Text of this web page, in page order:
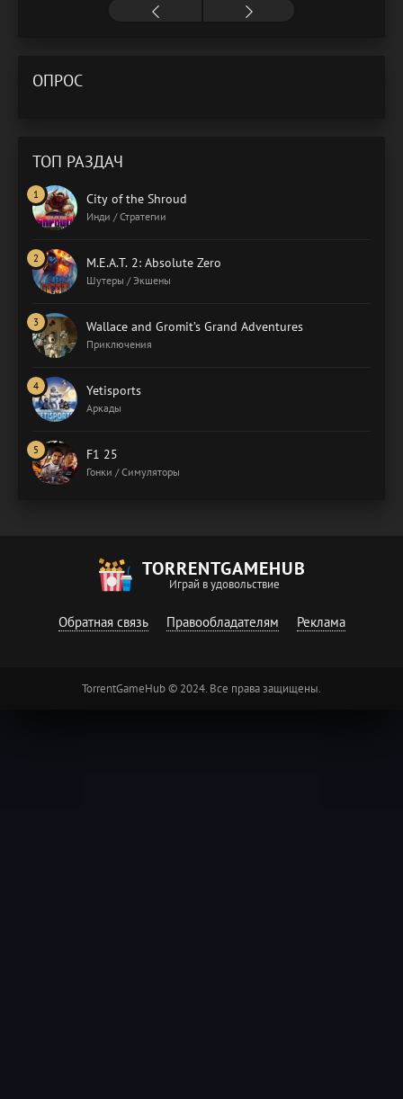
ОПРОС
ТОП РАЗДАЧ
City of the Shroud
Инди / Стратегии
M.E.A.T. 2: Absolute Zero
Шутеры / Экшены
Wallace and Gromit’s Grand Adventures
Приключения
Yetisports
Аркады
F1 25
Гонки / Симуляторы
TORRENTGAMEHUB
Играй в удовольствие
Обратная связь Правообладателям Реклама
TorrentGameHub © 2024. Все права защищены.